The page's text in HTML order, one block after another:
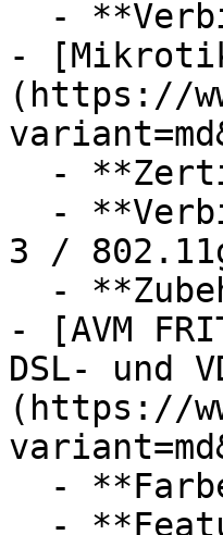
-
(https://
3 /
- [AVM
DSL- und
(https://